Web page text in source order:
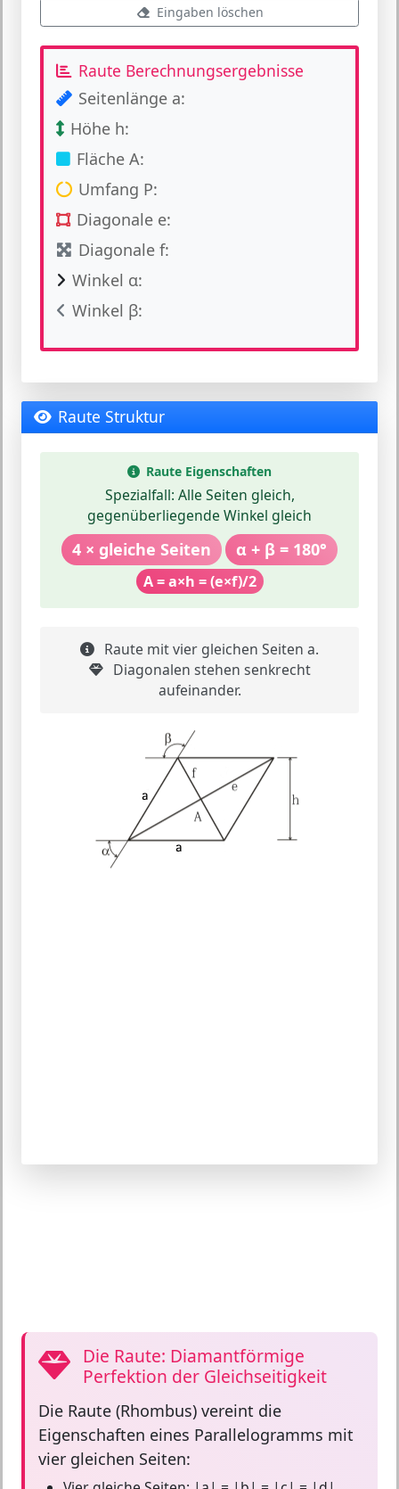
Eingaben löschen
Raute Berechnungsergebnisse
Seitenlänge a:
Höhe h:
Fläche A:
Umfang P:
Diagonale e:
Diagonale f:
Winkel α:
Winkel β:
Raute Struktur
Raute Eigenschaften
Spezialfall: Alle Seiten gleich,
gegenüberliegende Winkel gleich
4 × gleiche Seiten α + β = 180°
A = a×h = (e×f)/2
Raute mit vier gleichen Seiten a.
Diagonalen stehen senkrecht
aufeinander.
Die Raute: Diamantförmige
Perfektion der Gleichseitigkeit
Die Raute (Rhombus) vereint die
Eigenschaften eines Parallelogramms mit
vier gleichen Seiten: